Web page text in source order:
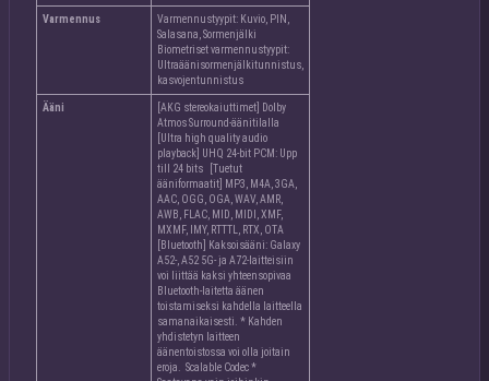
Varmennus
Varmennustyypit: Kuvio, PIN,
Salasana, Sormenjälki
Biometriset varmennustyypit:
Ultraäänisormenjälkitunnistus,
kasvojentunnistus
Ääni
[AKG stereokaiuttimet] Dolby
Atmos Surround-äänitilalla
[Ultra high quality audio
playback] UHQ 24-bit PCM: Upp
till 24 bits [Tuetut
ääniformaatit] MP3, M4A, 3GA,
AAC, OGG, OGA, WAV, AMR,
AWB, FLAC, MID, MIDI, XMF,
MXMF, IMY, RTTTL, RTX, OTA
[Bluetooth] Kaksoisääni: Galaxy
A52-, A52 5G- ja A72-laitteisiin
voi liittää kaksi yhteensopivaa
Bluetooth-laitetta äänen
toistamiseksi kahdella laitteella
samanaikaisesti. * Kahden
yhdistetyn laitteen
äänentoistossa voi olla joitain
eroja. Scalable Codec *